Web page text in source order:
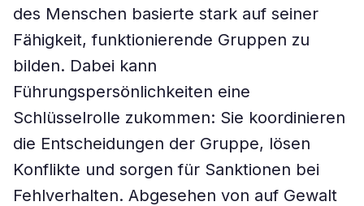
des Menschen basierte stark auf seiner
Fähigkeit, funktionierende Gruppen zu
bilden. Dabei kann
Führungspersönlichkeiten eine
Schlüsselrolle zukommen: Sie koordinieren
die Entscheidungen der Gruppe, lösen
Konflikte und sorgen für Sanktionen bei
Fehlverhalten. Abgesehen von auf Gewalt